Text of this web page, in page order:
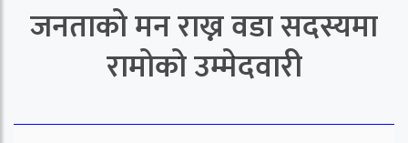
जनताको मन राख्न वडा सदस्यमा
रामोको उम्मेदवारी